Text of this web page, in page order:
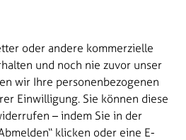
oder andere kommerzielle
und noch nie zuvor unser
wir Ihre personenbezogenen
Einwilligung. Sie können diese
– indem Sie in der
klicken oder eine E-